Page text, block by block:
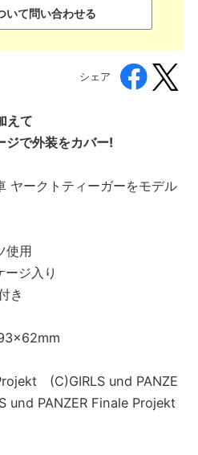
いて問い合わせる
シェア
えて
ジで外装をカバー!
ヤークトティーガーをモデル
使用
ジ入り
き
(C)GIRLS und PANZE
und PANZER Finale Projekt